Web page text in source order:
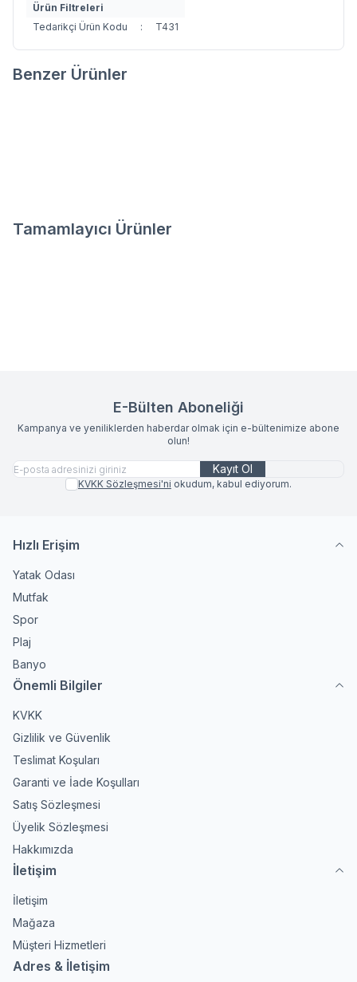
Ürün Filtreleri
Tedarikçi Ürün Kodu
: T431
Benzer Ürünler
Tamamlayıcı Ürünler
4
E-Bülten Aboneliği
Kampanya ve yeniliklerden haberdar olmak için e-bültenimize abone
olun!
Kayıt Ol
KVKK Sözleşmesi'ni okudum, kabul ediyorum.
Hızlı Erişim
Yatak Odası
Mutfak
Spor
Plaj
Banyo
Önemli Bilgiler
KVKK
Gizlilik ve Güvenlik
Teslimat Koşuları
Garanti ve İade Koşulları
Satış Sözleşmesi
Üyelik Sözleşmesi
Hakkımızda
İletişim
İletişim
Mağaza
Müşteri Hizmetleri
Adres & İletişim